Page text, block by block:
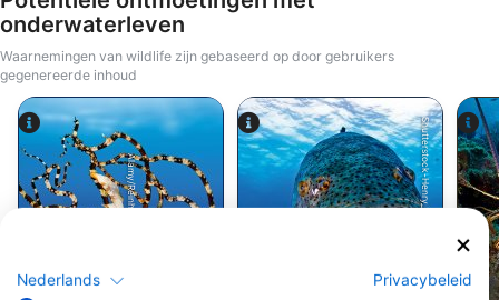
onderwaterleven
Waarnemingen van wildlife zijn gebaseerd op door gebruikers
gegenereerde inhoud
Alamy/Reinhard Dirscherl
Octopus Shutterstock-Henry_and_Laura_Whittaker
Tandbaars/Feeënbaars
Nederlands Privacybeleid